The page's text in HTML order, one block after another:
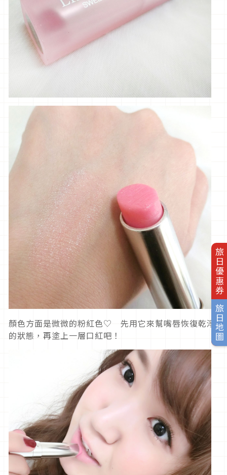
旅日優惠券
旅日地圖
顏色方面是微微的粉紅色♡ 先用它來幫嘴唇恢復乾淨
的狀態，再塗上一層口紅吧！